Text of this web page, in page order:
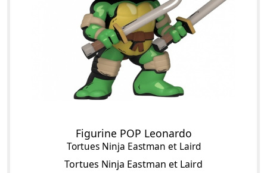
Figurine POP Leonardo
Tortues Ninja Eastman et Laird
Tortues Ninja Eastman et Laird